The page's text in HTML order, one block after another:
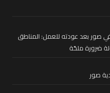
صور بعد عودته للعمل: المناطق
ضرورة ملحّة